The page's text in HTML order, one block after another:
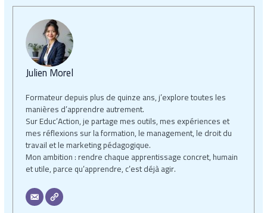
Julien Morel
Formateur depuis plus de quinze ans, j’explore toutes les
manières d’apprendre autrement.
Sur Educ’Action, je partage mes outils, mes expériences et
mes réflexions sur la formation, le management, le droit du
travail et le marketing pédagogique.
Mon ambition : rendre chaque apprentissage concret, humain
et utile, parce qu’apprendre, c’est déjà agir.